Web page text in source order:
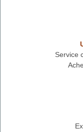
Service